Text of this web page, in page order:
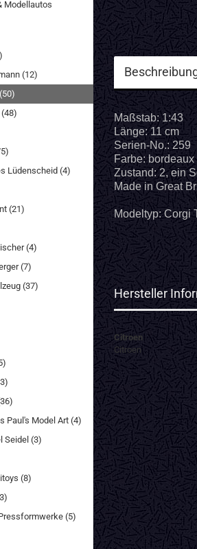
Maßstab: 1:43
Länge: 11 cm
Serien-No.: 259
Farbe: bordeaux
Zustand: 2, ein
Made in Great
Modeltyp: Corgi
Hersteller
Citroen
Citroen
Modellautos
(12)
Lüdenscheid (4)
(21)
(4)
(7)
(37)
Paul's Model Art (4)
Seidel (3)
(8)
(5)